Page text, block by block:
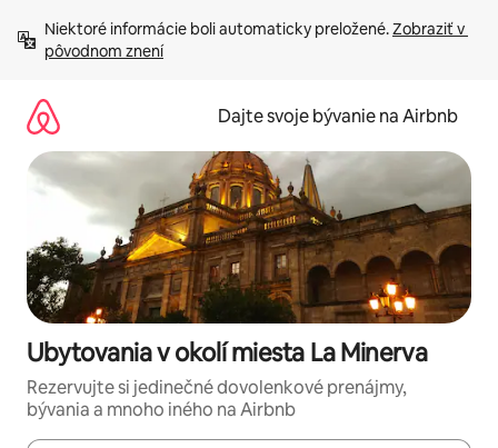
obsah.
Niektoré informácie boli automaticky preložené. Zobraziť v
pôvodnom znení
Dajte svoje bývanie na Airbnb
Ubytovania v okolí miesta La Minerva
Rezervujte si jedinečné dovolenkové prenájmy,
bývania a mnoho iného na Airbnb